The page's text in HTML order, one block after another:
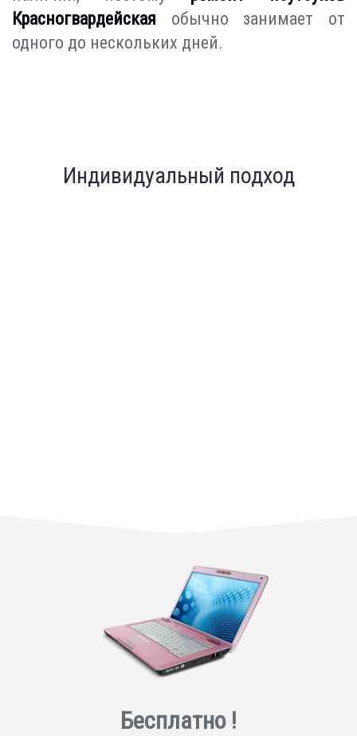
Красногвардейская обычно занимает от
одного до нескольких дней.
Бесплатно !